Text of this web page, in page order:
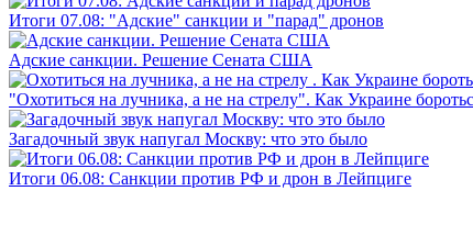
Итоги 07.08: "Адские" санкции и "парад" дронов
Адские санкции. Решение Сената США
"Охотиться на лучника, а не на стрелу". Как Украине
Загадочный звук напугал Москву: что это было
Итоги 06.08: Санкции против РФ и дрон в Лейпциге